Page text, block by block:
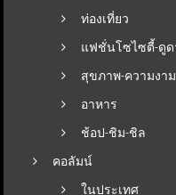
ท่องเที่ยว
แฟชั่นโซไซตี้-ดูด
สุขภาพ-ความงาม
อาหาร
ช้อป-ชิม-ชิล
คอลัมน์
ในประเทศ